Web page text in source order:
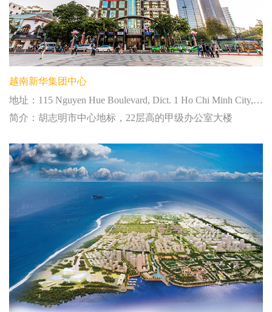
越南新华集团中心
地址：115 Nguyen Hue Boulevard, Dict. 1 Ho Chi Minh City, Vietnam
简介：胡志明市中心地标，22层高的甲级办公室大楼